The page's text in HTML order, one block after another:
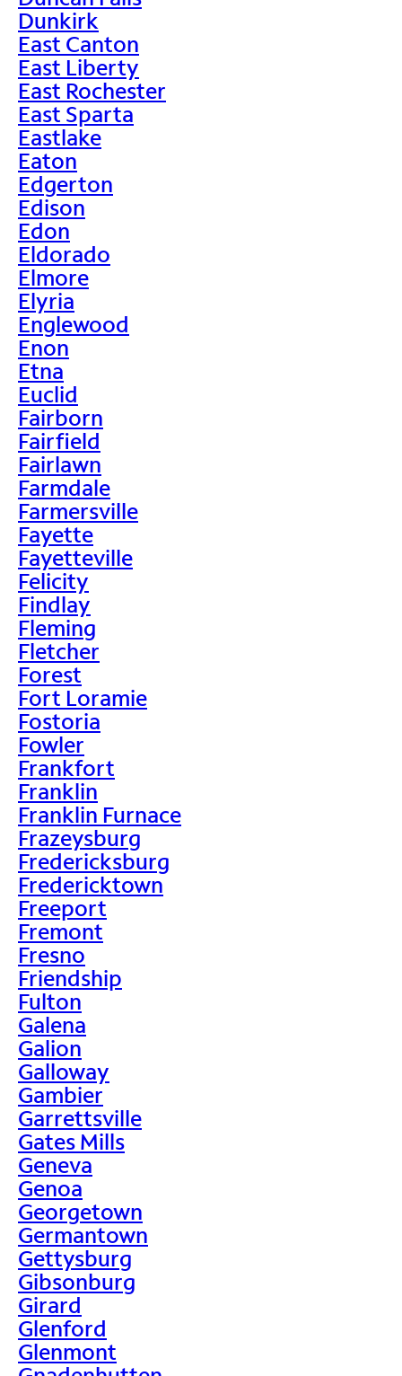
Dunkirk
East Canton
East Liberty
East Rochester
East Sparta
Eastlake
Eaton
Edgerton
Edison
Edon
Eldorado
Elmore
Elyria
Englewood
Enon
Etna
Euclid
Fairborn
Fairfield
Fairlawn
Farmdale
Farmersville
Fayette
Fayetteville
Felicity
Findlay
Fleming
Fletcher
Forest
Fort Loramie
Fostoria
Fowler
Frankfort
Franklin
Franklin Furnace
Frazeysburg
Fredericksburg
Fredericktown
Freeport
Fremont
Fresno
Friendship
Fulton
Galena
Galion
Galloway
Gambier
Garrettsville
Gates Mills
Geneva
Genoa
Georgetown
Germantown
Gettysburg
Gibsonburg
Girard
Glenford
Glenmont